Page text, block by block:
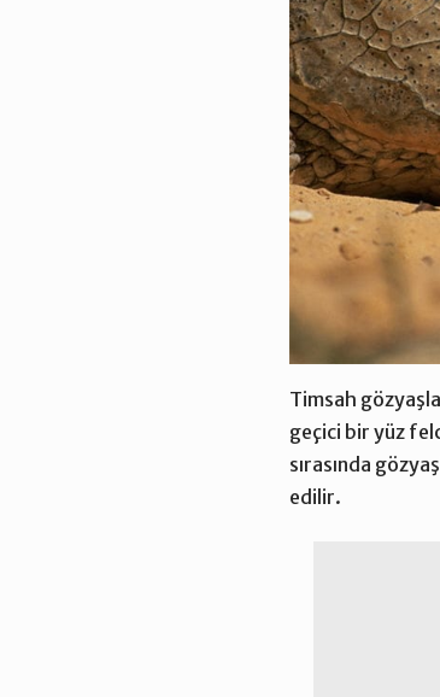
Timsah
geçici bir yüz
sırasında
edilir.